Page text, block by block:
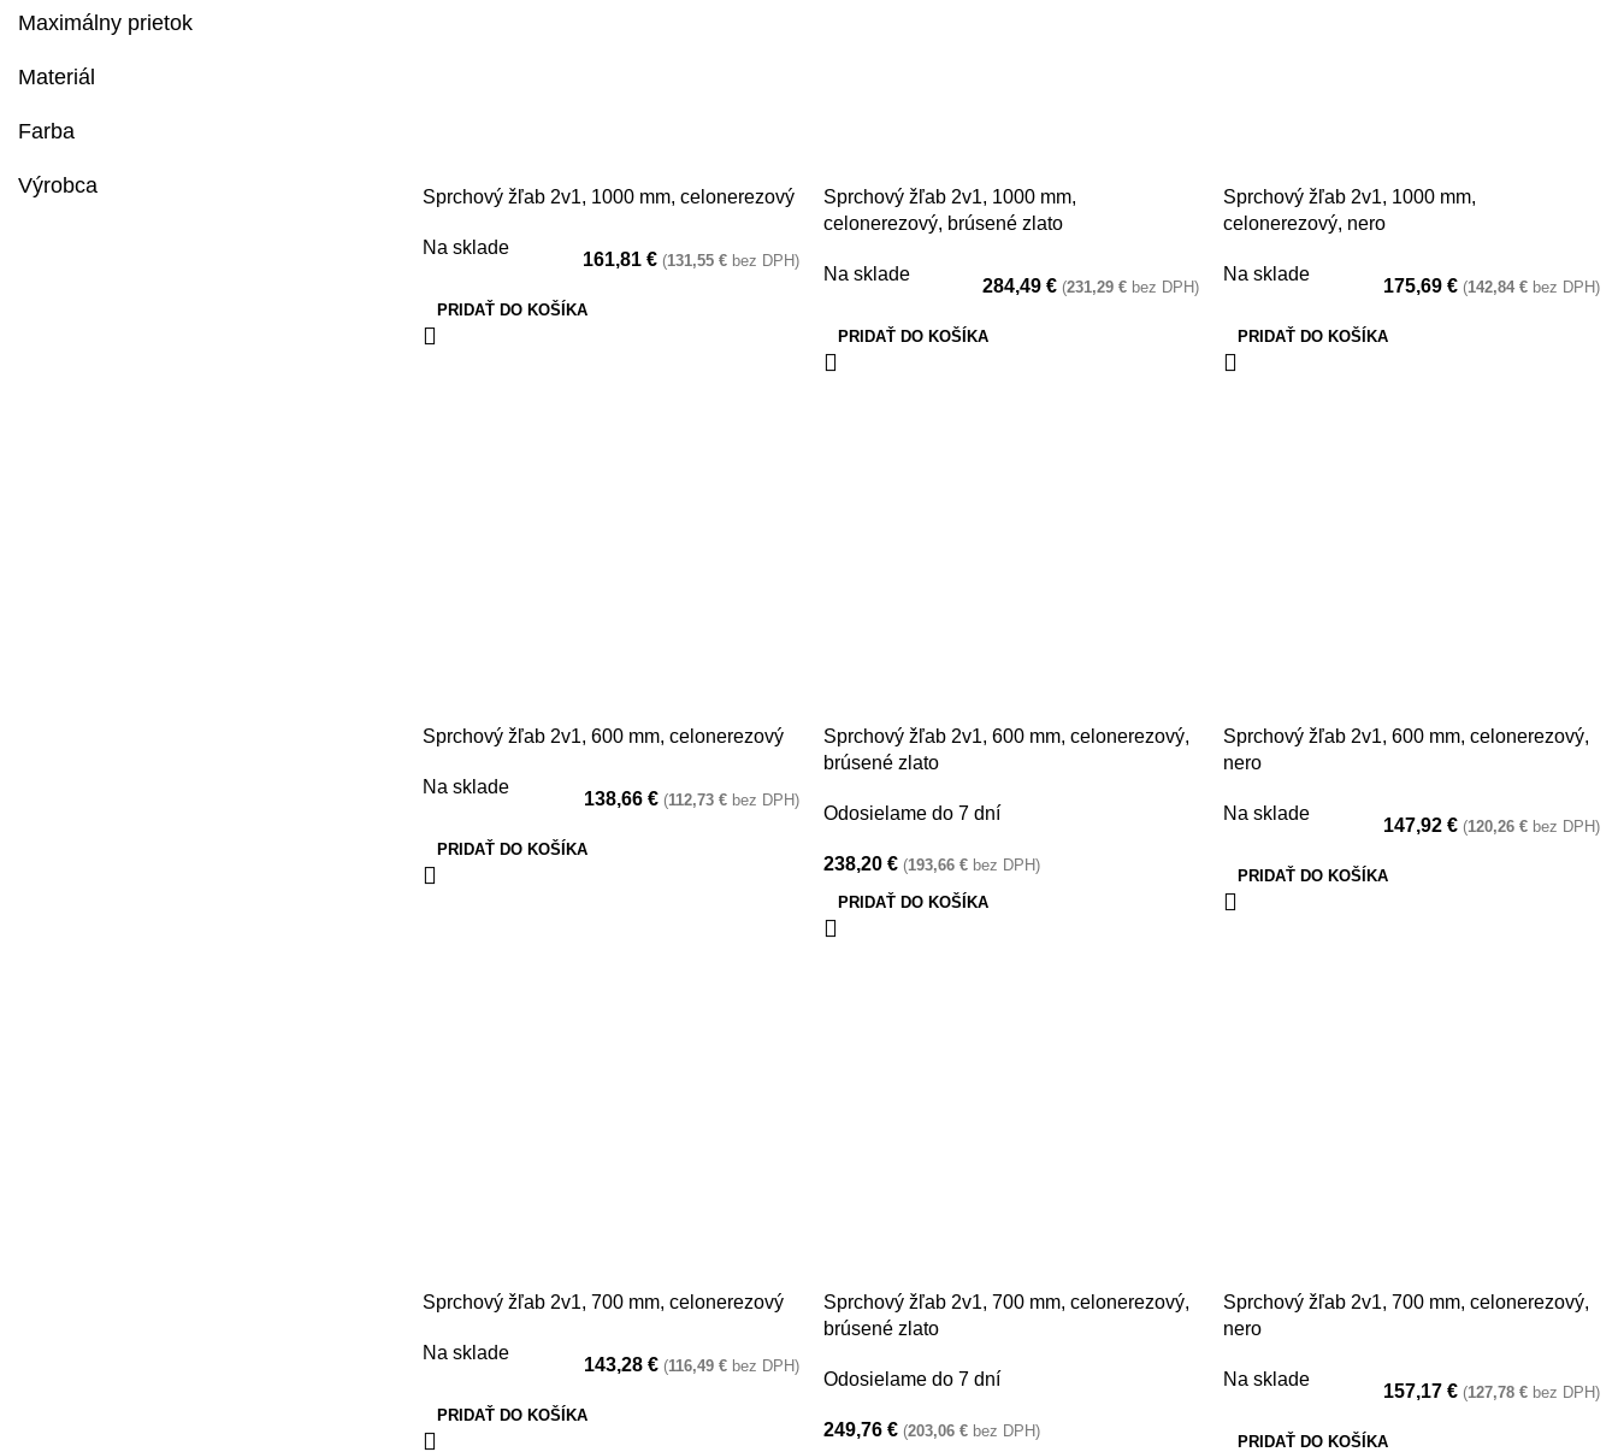
Maximálny prietok
Materiál
Farba
Výrobca Sprchový žľab 2v1, 1000 mm, celonerezový
Na sklade
161,81 € (131,55 €bez DPH)
PRIDAŤ DO KOŠÍKA
Sprchový žľab 2v1, 1000 mm,
celonerezový, brúsené zlato
Na sklade
284,49€ (231,29€ bez DPH)
PRIDAŤ DO KOŠÍKA
Sprchový žľab 2v1, 1000 mm,
celonerezový, nero
Na sklade
175,69 € (142,84 €bez DPH)
PRIDAŤ DO KOŠÍKA
Sprchový žľab 2v1, 600 mm, celonerezový
Na sklade
138,66 € (112,73 €bez DPH)
PRIDAŤ DO KOŠÍKA
Sprchový žľab 2v1, 600 mm, celonerezový,
brúsené zlato
Odosielame do 7 dní
238,20 € (193,66 €bez DPH)
PRIDAŤ DO KOŠÍKA
Sprchový žľab 2v1, 600 mm, celonerezový,
nero
Na sklade
147,92 € (120,26 €bez DPH)
PRIDAŤ DO KOŠÍKA
Sprchový žľab 2v1, 700 mm, celonerezový
Na sklade
143,28 € (116,49 €bez DPH)
PRIDAŤ DO KOŠÍKA
Sprchový žľab 2v1, 700 mm, celonerezový,
brúsené zlato
Odosielame do 7 dní
249,76 € (203,06 €bez DPH)
Sprchový žľab 2v1, 700 mm, celonerezový,
nero
Na sklade
157,17 € (127,78 €bez DPH)
PRIDAŤ DO KOŠÍKA